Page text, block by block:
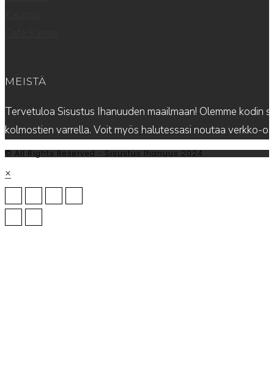
MEISTÄ
Tervetuloa Sisustus Ihanuuden maailmaan! Olemme kodin
kolmostien varrella. Voit myös halutessasi noutaa verkko-
© All Rights Reserved - Sisustus Ihanuus 2024
×